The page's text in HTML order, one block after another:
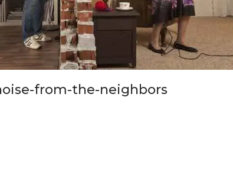
from-the-neighbors
Perkuat
Pemkot Siapkan TPST